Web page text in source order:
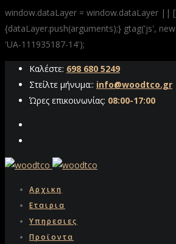
window.dataLayer = window.dataLayer ||
{dataLayer.push(arguments);} gtag('js',
'UA-111935187-14');
Καλέστε: 698 680 5249
Στείλτε μήνυμα:: info@woodtco.gr
Ώρες επικοινωνίας: 08:00-17:00
Αρχικη
Εταιρια
Υπηρεσιες
Προϊοντα